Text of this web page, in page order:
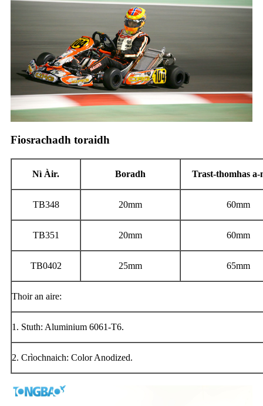
Fiosrachadh toraidh
Nì Àir. Boradh Trast-thomhas a-
TB348 20mm 60mm
TB351 20mm 60mm
TB0402 25mm 65mm
Thoir an aire:
1. Stuth: Aluminium 6061-T6.
2. Crìochnaich: Color Anodized.